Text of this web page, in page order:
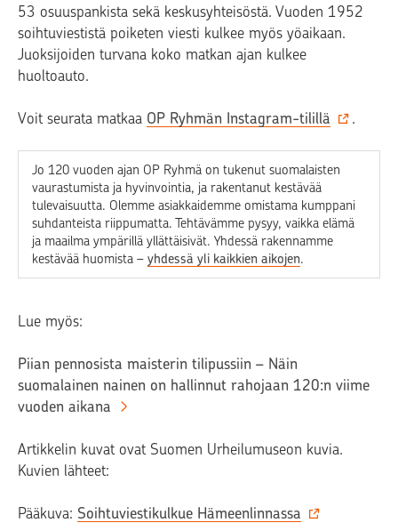
53 osuuspankista sekä keskusyhteisöstä. Vuoden 1952
soihtuviestistä poiketen viesti kulkee myös yöaikaan.
Juoksijoiden turvana koko matkan ajan kulkee
huoltoauto.
Voit seurata matkaa OP Ryhmän Instagram-tilillä .
Jo 120 vuoden ajan OP Ryhmä on tukenut suomalaisten
vaurastumista ja hyvinvointia, ja rakentanut kestävää
tulevaisuutta. Olemme asiakkaidemme omistama kumppani
suhdanteista riippumatta. Tehtävämme pysyy, vaikka elämä
ja maailma ympärillä yllättäisivät. Yhdessä rakennamme
kestävää huomista – yhdessä yli kaikkien aikojen.
Lue myös:
Piian pennosista maisterin tilipussiin – Näin
suomalainen nainen on hallinnut rahojaan 120:n viime
vuoden aikana
Artikkelin kuvat ovat Suomen Urheilumuseon kuvia.
Kuvien lähteet:
Pääkuva: Soihtuviestikulkue Hämeenlinnassa